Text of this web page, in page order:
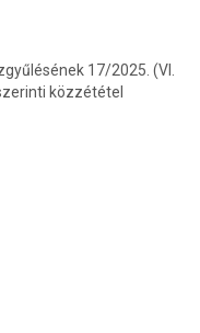
17/2025. (VI.
közzététel